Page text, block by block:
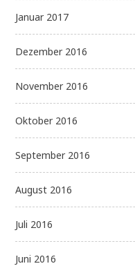
Januar 2017
Dezember 2016
November 2016
Oktober 2016
September 2016
August 2016
Juli 2016
Juni 2016